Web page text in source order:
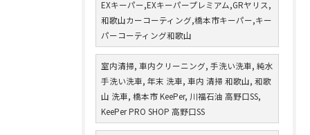
EXキーパー,EXキーパープレミアム,GRヤリス,
和歌山カーコーティング,橋本市キーパー,キー
パーコーティング和歌山
室内清掃, 車内クリーニング, 手洗い洗車, 純水
手洗い洗車, 年末 洗車, 車内 清掃 和歌山, 和歌
山 洗車, 橋本市 KeePer, 川福石油 高野口SS,
KeePer PRO SHOP 高野口SS